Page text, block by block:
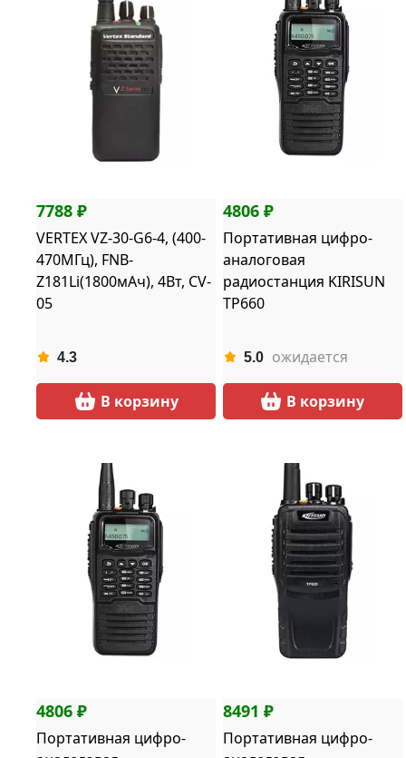
7788 ₽
VERTEX VZ-30-G6-4, (400-
470МГц), FNB-
Z181Li(1800мАч), 4Вт, CV-
05
4.3
В корзину
4806 ₽
Портативная цифро-
аналоговая
радиостанция KIRISUN
TP660
5.0 ожидается
В корзину
4806 ₽
Портативная цифро-
8491 ₽
Портативная цифро-